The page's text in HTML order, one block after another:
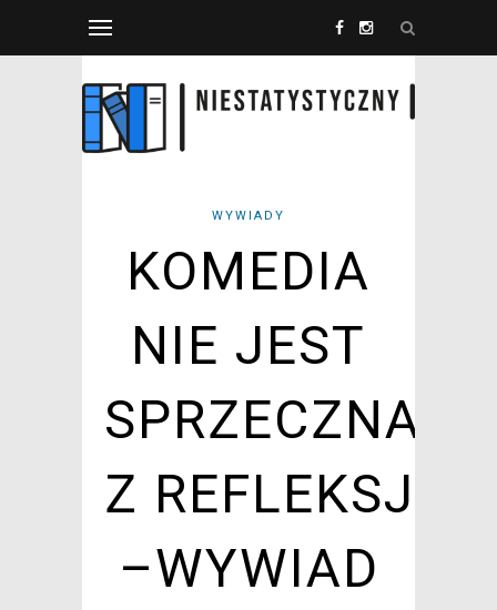
WYWIADY
KOMEDIA
NIE JEST
SPRZECZNA
Z REFLEKSJĄ
–WYWIAD